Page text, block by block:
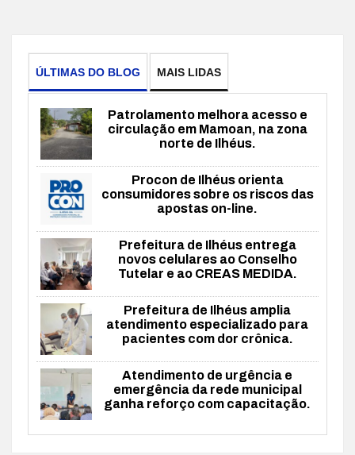
ÚLTIMAS DO BLOG MAIS LIDAS
Patrolamento melhora acesso e
circulação em Mamoan, na zona
norte de Ilhéus.
Procon de Ilhéus orienta
consumidores sobre os riscos das
apostas on-line.
Prefeitura de Ilhéus entrega
novos celulares ao Conselho
Tutelar e ao CREAS MEDIDA.
Prefeitura de Ilhéus amplia
atendimento especializado para
pacientes com dor crônica.
Atendimento de urgência e
emergência da rede municipal
ganha reforço com capacitação.